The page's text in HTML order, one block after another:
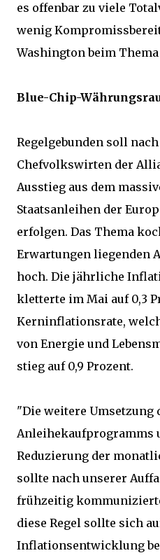
es offenbar zu viele
wenig
Washington beim
Blue-Chip-
Regelgebunden soll
Chefvolkswirten der
Ausstieg aus dem
Staatsanleihen der
erfolgen. Das Thema
Erwartungen liegenden
hoch. Die jährliche
kletterte im Mai auf 0,3
Kerninflationsrate,
von Energie und
stieg auf 0,9 Prozent.
"Die weitere Umsetzung
Anleihekaufprogramms
Reduzierung der
sollte nach unserer
frühzeitig
diese Regel sollte sich
Inflationsentwicklung